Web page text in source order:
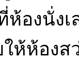
ห้องนั่ง
ห้ห้องส